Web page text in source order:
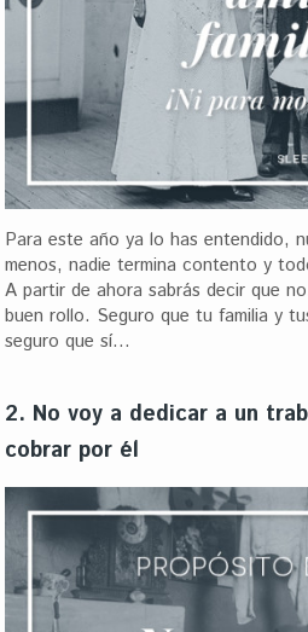
Para este año ya lo has entendido,
menos, nadie termina contento y
A partir de ahora sabrás decir que
buen rollo. Seguro que tu familia y
seguro que sí…
2. No voy a dedicar a un
cobrar por él